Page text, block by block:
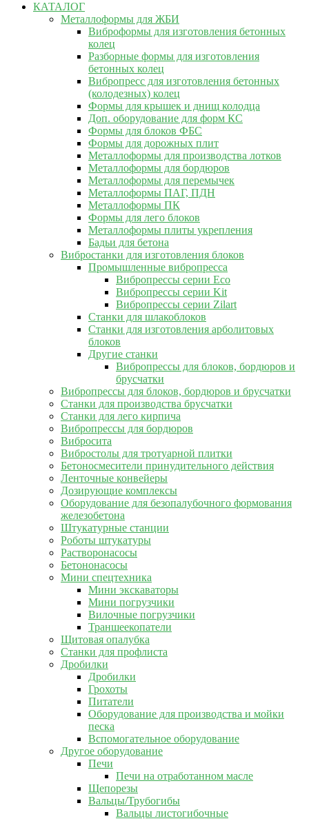
КАТАЛОГ
Металлоформы для ЖБИ
Виброформы для изготовления бетонных
колец
Разборные формы для изготовления
бетонных колец
Вибропресс для изготовления бетонных
(колодезных) колец
Формы для крышек и днищ колодца
Доп. оборудование для форм КС
Формы для блоков ФБС
Формы для дорожных плит
Металлоформы для производства лотков
Металлоформы для бордюров
Металлоформы для перемычек
Металлоформы ПАГ, ПДН
Металлоформы ПК
Формы для лего блоков
Металлоформы плиты укрепления
Бадьи для бетона
Вибростанки для изготовления блоков
Промышленные вибропресса
Вибропрессы серии Eco
Вибропрессы серии Kit
Вибропрессы серии Zilart
Станки для шлакоблоков
Станки для изготовления арболитовых
блоков
Другие станки
Вибропрессы для блоков, бордюров и
брусчатки
Вибропрессы для блоков, бордюров и брусчатки
Станки для производства брусчатки
Станки для лего кирпича
Вибропрессы для бордюров
Вибросита
Вибростолы для тротуарной плитки
Бетоносмесители принудительного действия
Ленточные конвейеры
Дозирующие комплексы
Оборудование для безопалубочного формования
железобетона
Штукатурные станции
Роботы штукатуры
Растворонасосы
Бетононасосы
Мини спецтехника
Мини экскаваторы
Мини погрузчики
Вилочные погрузчики
Траншеекопатели
Щитовая опалубка
Станки для профлиста
Дробилки
Дробилки
Грохоты
Питатели
Оборудование для производства и мойки
песка
Вспомогательное оборудование
Другое оборудование
Печи
Печи на отработанном масле
Щепорезы
Вальцы/Трубогибы
Вальцы листогибочные